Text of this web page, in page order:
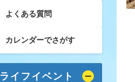
よくある質問
カレンダーでさがす
ライフイベント